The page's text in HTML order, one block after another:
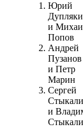
Юрий
и
Попов
Андрей
Пузанов
и Петр
Марин
Сергей
и